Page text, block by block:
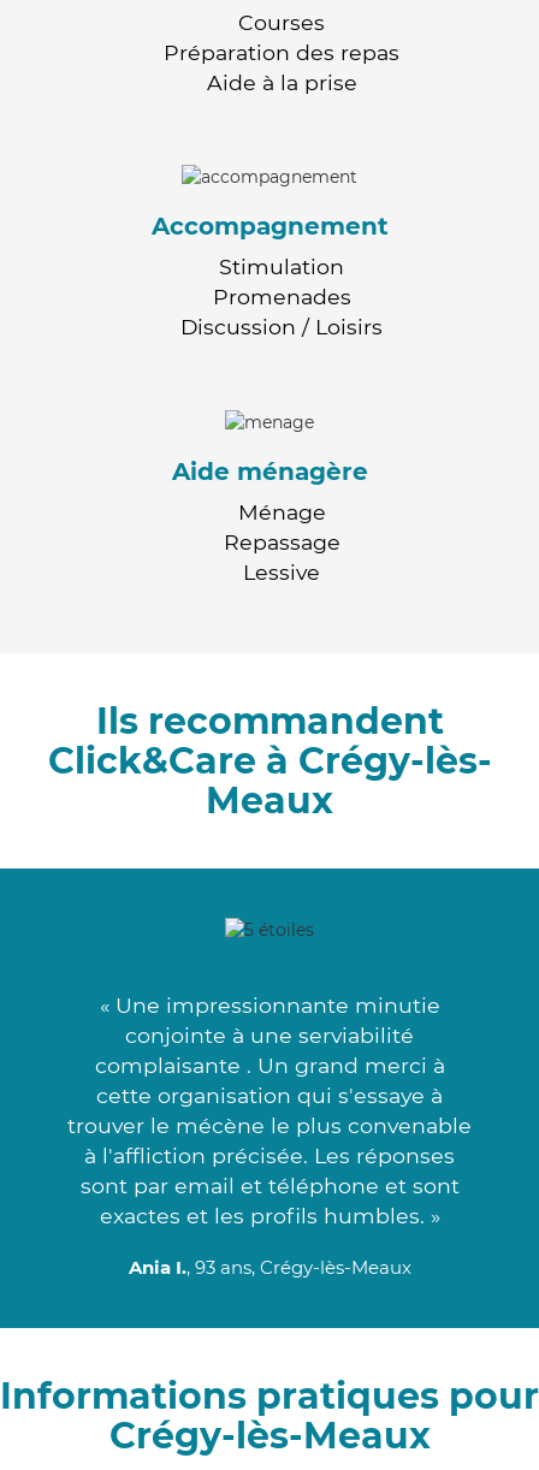
Courses
Préparation des repas
Aide à la prise
Accompagnement
Stimulation
Promenades
Discussion / Loisirs
Aide ménagère
Ménage
Repassage
Lessive
Ils recommandent
Click&Care à Crégy-lès-
Meaux
« Une impressionnante minutie
conjointe à une serviabilité
complaisante . Un grand merci à
cette organisation qui s'essaye à
trouver le mécène le plus convenable
à l'affliction précisée. Les réponses
sont par email et téléphone et sont
exactes et les profils humbles. »
Ania I., 93 ans, Crégy-lès-Meaux
Informations pratiques pour
Crégy-lès-Meaux